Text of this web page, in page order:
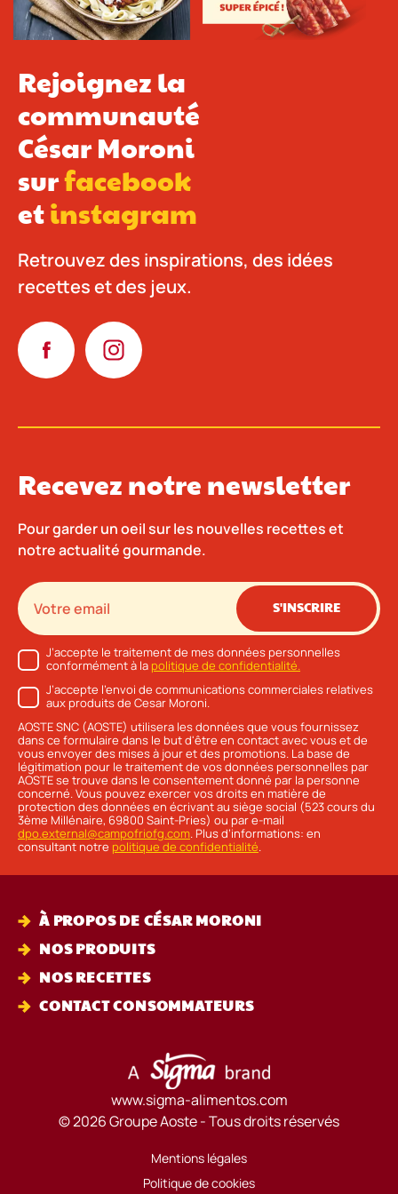
Rejoignez la
communauté
César Moroni
surfacebook
et instagram
Retrouvez des inspirations, des idées
recettes et des jeux.
Recevez notre newsletter
Pour garder un oeil sur les nouvelles recettes et
notre actualité gourmande.
S'INSCRIRE
J’accepte le traitement de mes données personnelles
conformément à la politique de confidentialité.
J’accepte l’envoi de communications commerciales relatives
aux produits de Cesar Moroni.
AOSTE SNC (AOSTE) utilisera les données que vous fournissez
dans ce formulaire dans le but d'être en contact avec vous et de
vous envoyer des mises à jour et des promotions. La base de
légitimation pour le traitement de vos données personnelles par
AOSTE se trouve dans le consentement donné par la personne
concerné. Vous pouvez exercer vos droits en matière de
protection des données en écrivant au siège social (523 cours du
3ème Millénaire, 69800 Saint-Pries) ou par e-mail
dpo.external@campofriofg.com. Plus d’informations: en
consultant notre politique de confidentialité.
À PROPOS DE CÉSAR MORONI
NOS PRODUITS
NOS RECETTES
CONTACT CONSOMMATEURS
www.sigma-alimentos.com
© 2026 Groupe Aoste - Tous droits réservés
Mentions légales
Politique de cookies